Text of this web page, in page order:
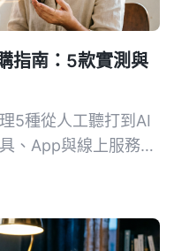
指南：5款實測與
5種從人工聽打到AI
、App與線上服務，